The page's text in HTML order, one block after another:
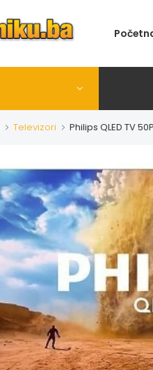
Televizori Philips QLED TV